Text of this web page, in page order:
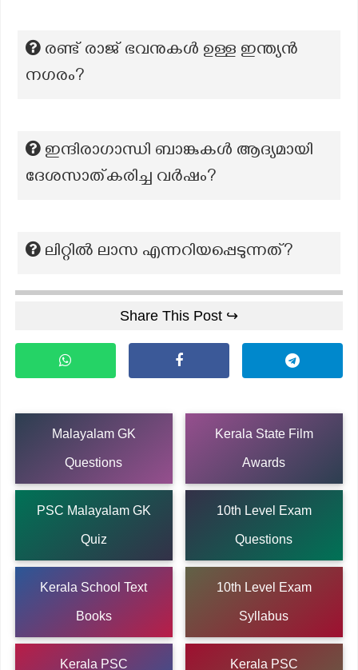
രണ്ട് രാജ് ഭവനുകൾ ഉള്ള ഇന്ത്യൻ
നഗരം?
ഇന്ദിരാഗാന്ധി ബാങ്കുകൾ ആദ്യമായി
ദേശസാത്കരിച്ച വർഷം?
ലിറ്റിൽ ലാസ എന്നറിയപ്പെടുന്നത്?
Share This Post ↪
Malayalam GK
Questions
Kerala State Film
Awards
PSC Malayalam GK
Quiz
10th Level Exam
Questions
Kerala School Text
Books
10th Level Exam
Syllabus
Kerala PSC Kerala PSC